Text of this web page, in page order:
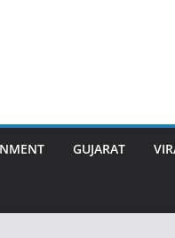
GUJARAT